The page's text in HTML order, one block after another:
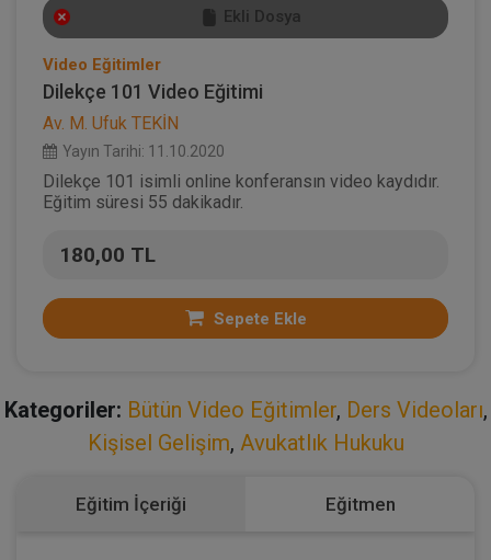
Ekli Dosya
Video Eğitimler
Dilekçe 101 Video Eğitimi
Av. M. Ufuk TEKİN
Yayın Tarihi: 11.10.2020
Dilekçe 101 isimli online konferansın video kaydıdır.
Eğitim süresi 55 dakikadır.
180,00 TL
Sepete Ekle
Kategoriler: Bütün Video Eğitimler, Ders Videoları,
Kişisel Gelişim, Avukatlık Hukuku
Eğitim İçeriği Eğitmen